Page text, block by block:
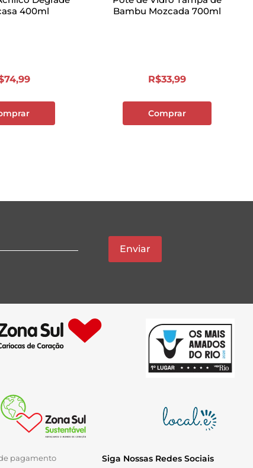
400ml
74,99
Bambu Mozcada 700ml
R$33,99
Comprar
Enviar
pagamento Siga Nossas Redes Sociais